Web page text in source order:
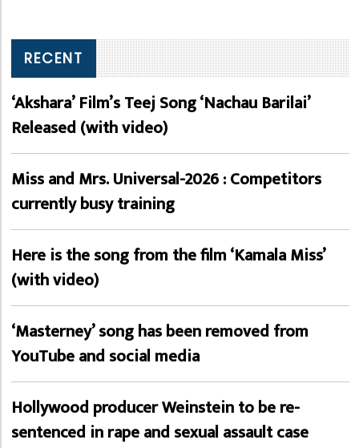
RECENT
‘Akshara’ Film’s Teej Song ‘Nachau Barilai’
Released (with video)
Miss and Mrs. Universal-2026 : Competitors
currently busy training
Here is the song from the film ‘Kamala Miss’
(with video)
‘Masterney’ song has been removed from
YouTube and social media
Hollywood producer Weinstein to be re-
sentenced in rape and sexual assault case